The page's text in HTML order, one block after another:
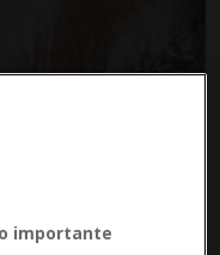
importante